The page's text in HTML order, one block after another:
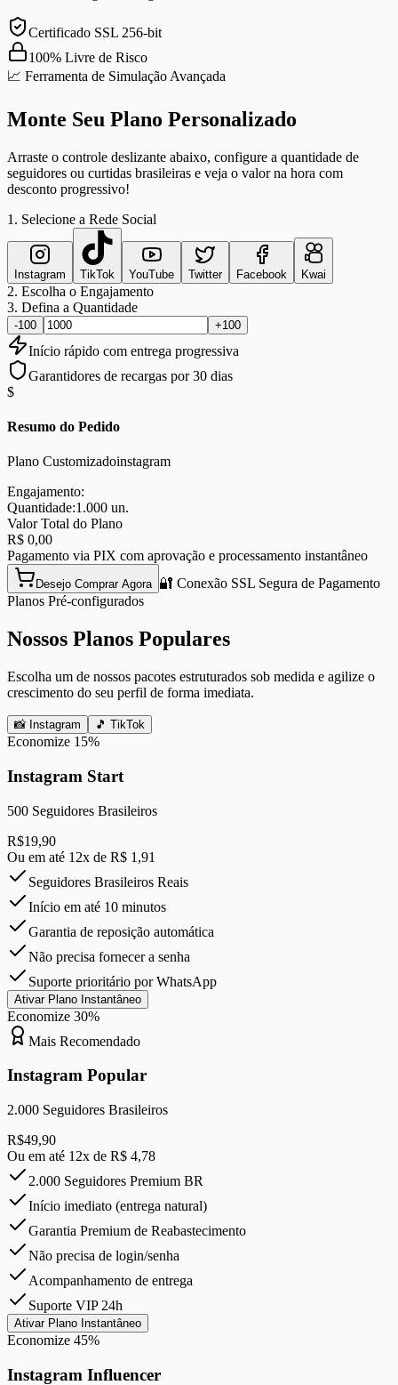
Certificado SSL 256-bit
100% Livre de Risco
📈 Ferramenta de Simulação Avançada
Monte Seu Plano Personalizado
Arraste o controle deslizante abaixo, configure a quantidade de
seguidores ou curtidas brasileiras e veja o valor na hora com
desconto progressivo!
1. Selecione a Rede Social
Instagram TikTok YouTube Twitter Facebook Kwai
2. Escolha o Engajamento
3. Defina a Quantidade
-100 +100
Início rápido com entrega progressiva
Garantidores de recargas por 30 dias
$
Resumo do Pedido
Plano Customizadoinstagram
Engajamento:
Quantidade:1.000 un.
Valor Total do Plano
R$ 0,00
Pagamento via PIX com aprovação e processamento instantâneo
Desejo Comprar Agora 🔐 Conexão SSL Segura de Pagamento
Planos Pré-configurados
Nossos Planos Populares
Escolha um de nossos pacotes estruturados sob medida e agilize o
crescimento do seu perfil de forma imediata.
📸 Instagram 🎵 TikTok
Economize 15%
Instagram Start
500 Seguidores Brasileiros
R$19,90
Ou em até 12x de R$ 1,91
Seguidores Brasileiros Reais
Início em até 10 minutos
Garantia de reposição automática
Não precisa fornecer a senha
Suporte prioritário por WhatsApp
Ativar Plano Instantâneo
Economize 30%
Mais Recomendado
Instagram Popular
2.000 Seguidores Brasileiros
R$49,90
Ou em até 12x de R$ 4,78
2.000 Seguidores Premium BR
Início imediato (entrega natural)
Garantia Premium de Reabastecimento
Não precisa de login/senha
Acompanhamento de entrega
Suporte VIP 24h
Ativar Plano Instantâneo
Economize 45%
Instagram Influencer